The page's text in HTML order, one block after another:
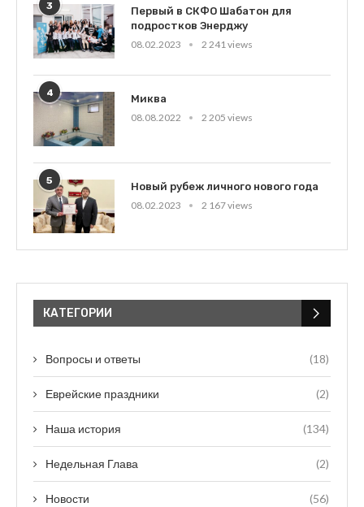
3
Первый в СКФО Шабатон для
подростков Энерджу
08.02.2023
2 241 views
4
Миква
08.08.2022
2 205 views
5
Новый рубеж личного нового года
08.02.2023
2 167 views
КАТЕГОРИИ
Вопросы и ответы (18)
Еврейские праздники (2)
Наша история (134)
Недельная Глава (2)
Новости (56)